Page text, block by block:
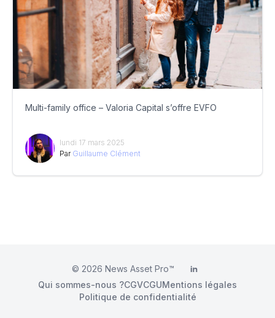
Multi-family office – Valoria Capital s’offre EVFO
lundi 17 mars 2025
Par Guillaume Clément
© 2026 News Asset Pro™ LinkedIn
Qui sommes-nous ?CGVCGUMentions légales
Politique de confidentialité